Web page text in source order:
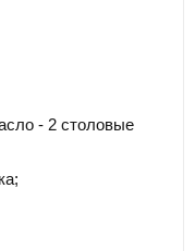
- 2 столовые